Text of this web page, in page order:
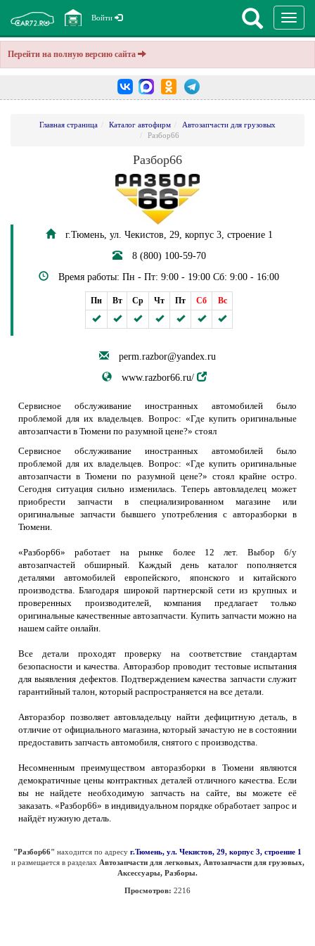
Перейти на полную версию сайта
Войти
Главная страница Каталог автофирм
Автозапчасти для грузовых
Разбор66
Разбор66
г.Тюмень, ул. Чекистов, 29, корпус 3, строение 1
8 (800) 100-59-70
Время работы: Пн - Пт: 9:00 - 19:00 Сб: 9:00 - 16:00
Пн Вт Ср Чт Пт Сб Вс
perm.razbor@yandex.ru
www.razbor66.ru/
Сервисное обслуживание иностранных автомобилей было
проблемой для их владельцев. Вопрос: «Где купить оригинальные
автозапчасти в Тюмени по разумной цене?» стоял
Сервисное обслуживание иностранных автомобилей было
проблемой для их владельцев. Вопрос: «Где купить оригинальные
автозапчасти в Тюмени по разумной цене?» стоял крайне остро.
Сегодня ситуация сильно изменилась. Теперь автовладелец может
приобрести запчасти в специализированном магазине или
оригинальные запчасти бывшего употребления с авторазборки в
Тюмени.
«Разбор66» работает на рынке более 12 лет. Выбор б/у
автозапчастей обширный. Каждый день каталог пополняется
деталями автомобилей европейского, японского и китайского
производства. Благодаря широкой партнерской сети из крупных и
проверенных производителей, компания предлагает только
оригинальные качественные автозапчасти. Купить запчасти можно на
нашем сайте онлайн.
Все детали проходят проверку на соответствие стандартам
безопасности и качества. Авторазбор проводит тестовые испытания
для выявления дефектов. Подтверждением качества запчасти служит
гарантийный талон, который распространяется на все детали.
Авторазбор позволяет автовладельцу найти дефицитную деталь, в
отличие от официального магазина, который зачастую не в состоянии
предоставить запчасть автомобиля, снятого с производства.
Несомненным преимуществом авторазборки в Тюмени являются
демократичные цены контрактных деталей отличного качества. Если
вы не найдете необходимую запчасть на сайте, вы можете её
заказать. «Разбор66» в индивидуальном порядке обработает запрос и
найдёт нужную деталь.
"Разбор66" находится по адресу г.Тюмень, ул. Чекистов, 29, корпус 3, строение 1
и размещается в разделах Автозапчасти для легковых, Автозапчасти для грузовых,
Аксессуары, Разборы.
Просмотров: 2216